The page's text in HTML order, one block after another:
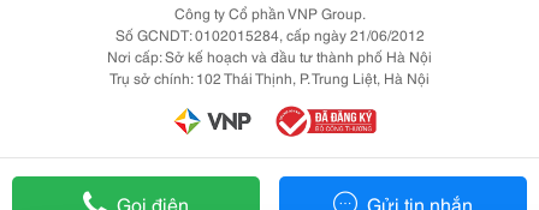
Gọi điện Gửi tin nhắn
Công ty Cổ phần VNP Group.
Số GCNDT: 0102015284, cấp ngày 21/06/2012
Nơi cấp: Sở kế hoạch và đầu tư thành phố Hà Nội
Trụ sở chính: 102 Thái Thịnh, P. Trung Liệt, Hà Nội